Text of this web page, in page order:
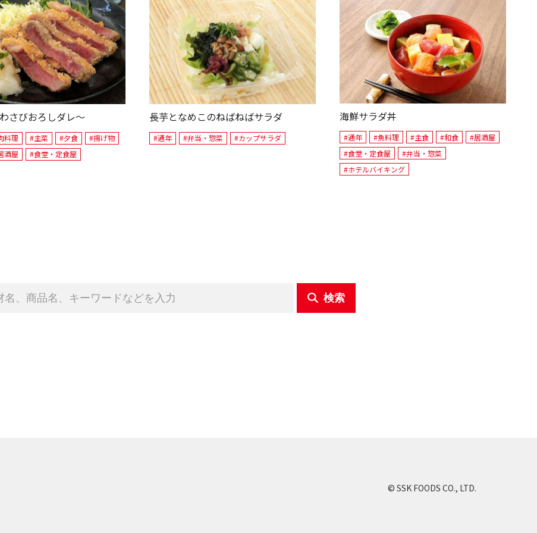
さびおろしダレ～
料理 #主菜 #夕食
#揚げ物
酒屋 #食堂・定食屋
長芋となめこのねばねばサラダ
#通年 #弁当・惣菜 #カップサラダ
海鮮サラダ丼
#通年 #魚料理 #主食 #和食
#居酒屋
#食堂・定食屋
#弁当・惣菜
#ホテルバイキング
検索
© SSK FOODS CO., LTD.